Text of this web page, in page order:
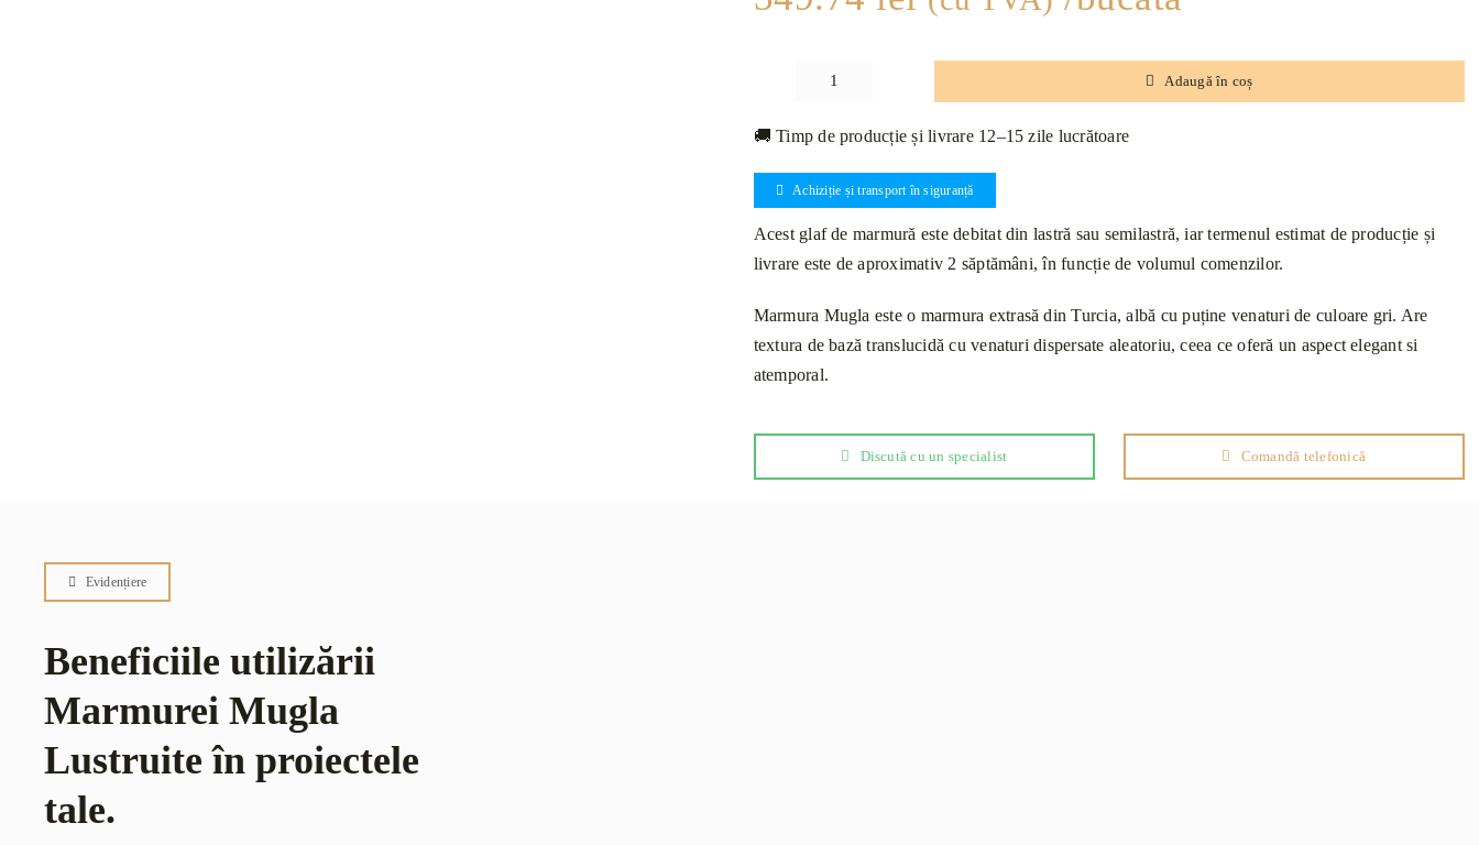
Marmură
Mugla
Lustruită
Bizotat
1L
x
25
Adaugă în coș
🚚 Timp de producție și livrare 12–15 zile lucrătoare
Achiziție și transport în siguranță
Acest glaf de marmură este debitat din lastră sau semilastră, iar termenul estimat de producție și
livrare este de aproximativ 2 săptămâni, în funcție de volumul comenzilor.
Marmura Mugla este o marmura extrasă din Turcia, albă cu puține venaturi de culoare gri. Are
textura de bază translucidă cu venaturi dispersate aleatoriu, ceea ce oferă un aspect elegant si
atemporal.
Discută cu un specialist Comandă telefonică
Evidențiere
Beneficiile utilizării
Marmurei Mugla
Lustruite în proiectele
tale.